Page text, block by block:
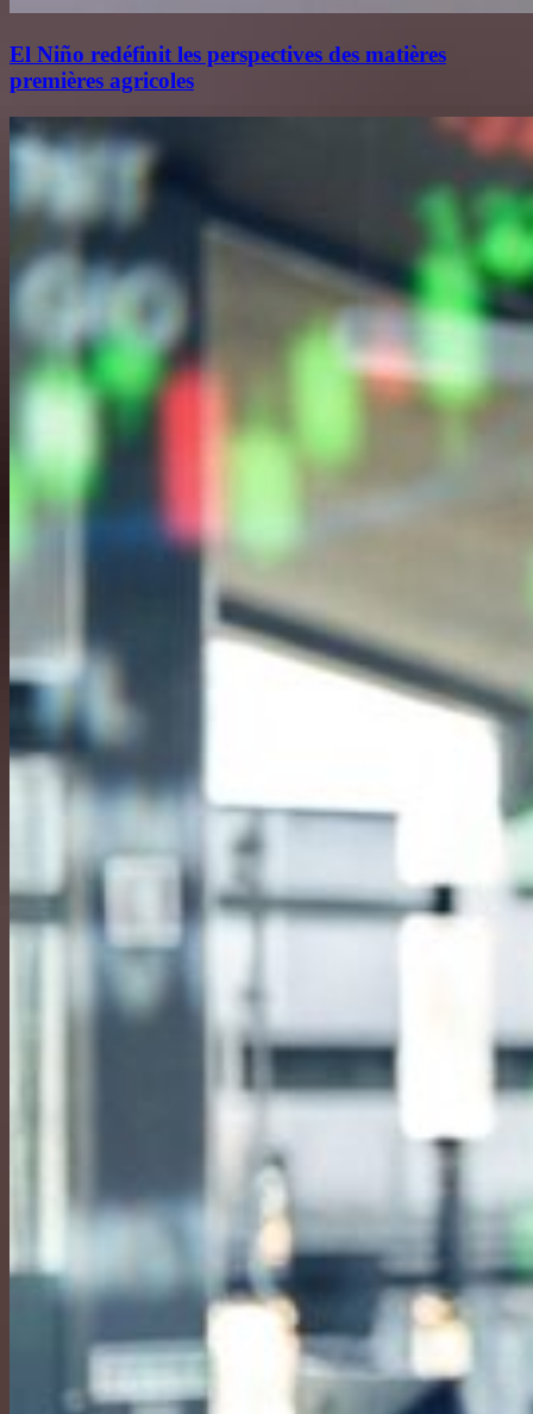
El Niño redéfinit les perspectives des matières
premières agricoles